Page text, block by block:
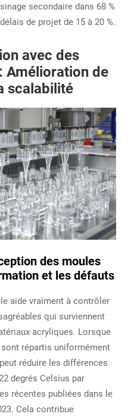
secondaire dans 68 %
de projet de 15 à 20 %.
avec des
Amélioration de
scalabilité
des moules
et les défauts
aide vraiment à contrôler
qui surviennent
acryliques. Lorsque
répartis uniformément
réduire les différences
degrés Celsius par
récentes publiées dans le
Cela contribue